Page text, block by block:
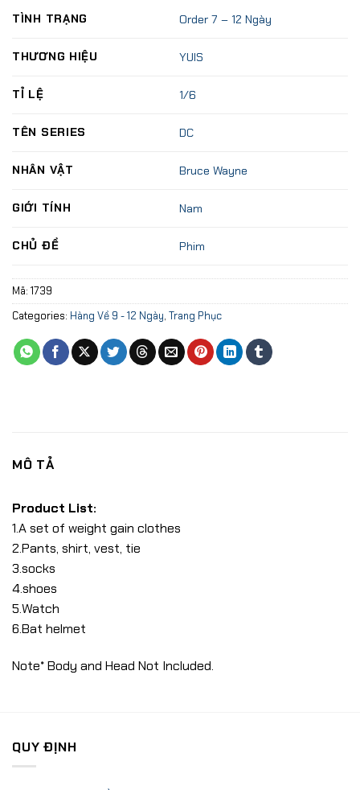
TÌNH TRẠNG Order 7 – 12 Ngày
THƯƠNG HIỆU YUIS
TỈ LỆ 1/6
TÊN SERIES DC
NHÂN VẬT Bruce Wayne
GIỚI TÍNH Nam
CHỦ ĐỀ Phim
Mã: 1739
Categories: Hàng Về 9 - 12 Ngày, Trang Phục
MÔ TẢ
Product List:
1.A set of weight gain clothes
2.Pants, shirt, vest, tie
3.socks
4.shoes
5.Watch
6.Bat helmet
Note* Body and Head Not Included.
QUY ĐỊNH